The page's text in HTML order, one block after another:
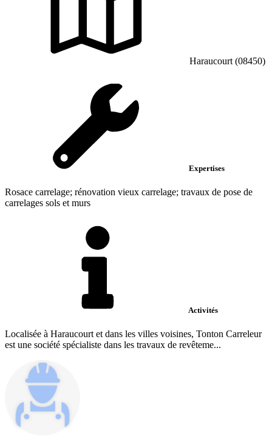
Haraucourt (08450)
Expertises
Rosace carrelage; rénovation vieux carrelage; travaux de pose de
carrelages sols et murs
Activités
Localisée à Haraucourt et dans les villes voisines, Tonton Carreleur
est une société spécialiste dans les travaux de revêteme...